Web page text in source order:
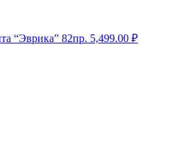
“Эврика” 82пр. 5,499.00 ₽